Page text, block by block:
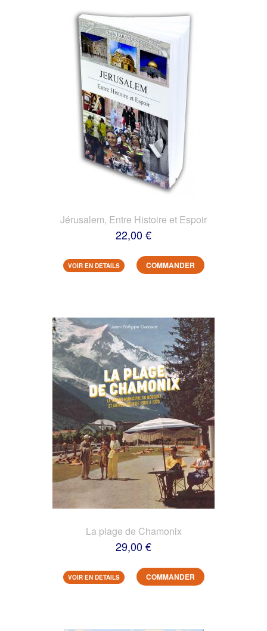
Jérusalem, Entre Histoire et Espoir
22,00 €
VOIR EN DETAILS COMMANDER
La plage de Chamonix
29,00 €
VOIR EN DETAILS COMMANDER